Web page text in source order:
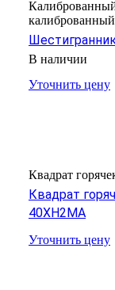
В наличии
Уточнить цену
Квадрат
Квадрат
40ХН2МА
Уточнить цену